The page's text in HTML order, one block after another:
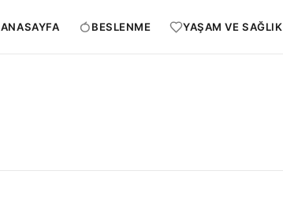
ANASAYFA BESLENME YAŞAM VE SAĞLIK